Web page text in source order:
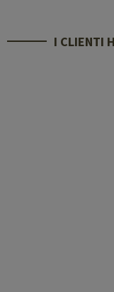
I CLIENTI